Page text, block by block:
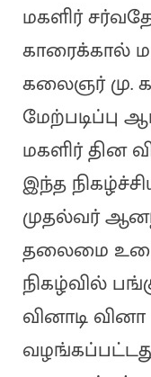
மகளிர்
காரைக்கால்
கலைஞர் மு.
மேற்படிப்பு
மகளிர் தின
இந்த
முதல்வர்
தலைமை
நிகழ்வில்
வினாடி வினா